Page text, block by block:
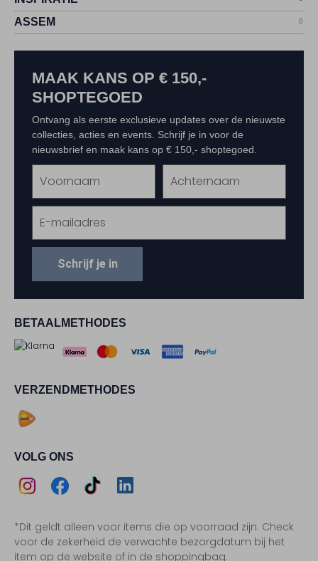
ASSEM
BETAALMETHODES
VERZENDMETHODES
VOLG ONS
Instagram
Facebook
TikTokLinkedIn
*Dit geldt alleen voor items die op voorraad zijn. Check
voor de zekerheid de verwachte bezorgdatum bij het
item op de website of in de shoppingbag.
MAAK KANS OP € 150,-
SHOPTEGOED
Ontvang als eerste exclusieve updates over de nieuwste
collecties, acties en events. Schrijf je in voor de
nieuwsbrief en maak kans op € 150,- shoptegoed.
Schrijf je in